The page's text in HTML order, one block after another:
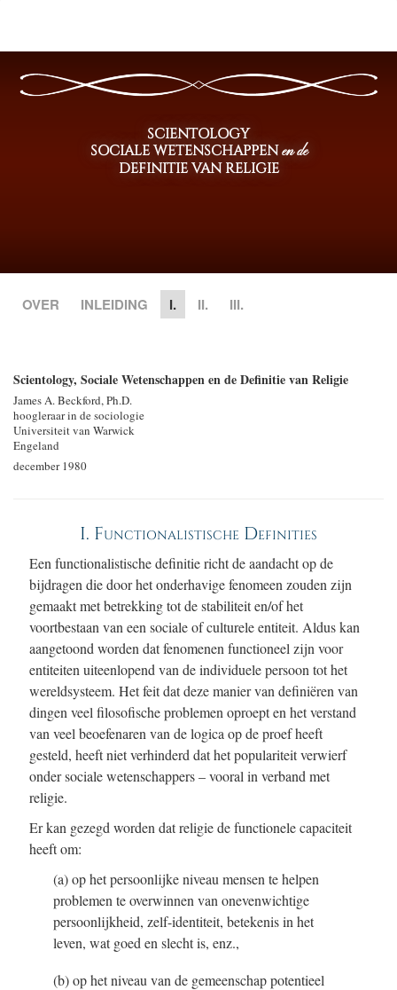
SCIENTOLOGY
SOCIALE WETENSCHAPPENen de
DEFINITIE VAN RELIGIE
OVER INLEIDING I. II. III.
Scientology, Sociale Wetenschappen en de Definitie van Religie
James A. Beckford, Ph.D.
hoogleraar in de sociologie
Universiteit van Warwick
Engeland
december 1980
I. Functionalistische Definities
Een functionalistische definitie richt de aandacht op de
bijdragen die door het onderhavige fenomeen zouden zijn
gemaakt met betrekking tot de stabiliteit en/of het
voortbestaan van een sociale of culturele entiteit. Aldus kan
aangetoond worden dat fenomenen functioneel zijn voor
entiteiten uiteenlopend van de individuele persoon tot het
wereldsysteem. Het feit dat deze manier van definiëren van
dingen veel filosofische problemen oproept en het verstand
van veel beoefenaren van de logica op de proef heeft
gesteld, heeft niet verhinderd dat het populariteit verwierf
onder sociale wetenschappers – vooral in verband met
religie.
Er kan gezegd worden dat religie de functionele capaciteit
heeft om:
(a) op het persoonlijke niveau mensen te helpen
problemen te overwinnen van onevenwichtige
persoonlijkheid, zelf-identiteit, betekenis in het
leven, wat goed en slecht is, enz.,
(b) op het niveau van de gemeenschap potentieel